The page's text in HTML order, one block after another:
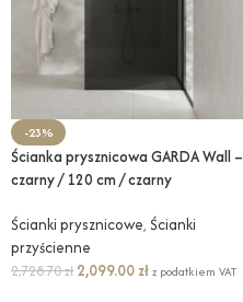
-23%
Ścianka prysznicowa GARDA Wall –
czarny / 120 cm / czarny
Ścianki prysznicowe, Ścianki
przyścienne
2,728.70zł 2,099.00 złz podatkiem VAT